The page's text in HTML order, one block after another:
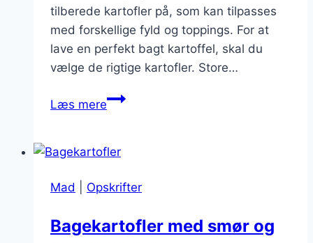
tilberede kartofler på, som kan tilpasses
med forskellige fyld og toppings. For at
lave en perfekt bagt kartoffel, skal du
vælge de rigtige kartofler. Store…
Læs mereBagt
folie
weekenden
Mad Opskrifter
Bagekartofler med smør og